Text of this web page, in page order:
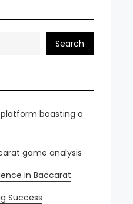
Search
boasting a
game analysis
in Baccarat
Success